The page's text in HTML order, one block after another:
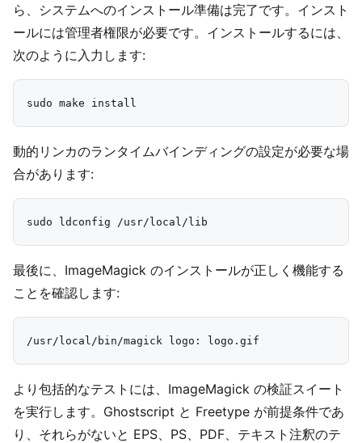
ら、システムへのインストール準備は完了です。インスト
ールには管理者権限が必要です。インストールするには、
次のように入力します:
動的リンカのランタイムバインディングの設定が必要な場
合があります:
最後に、ImageMagick のインストールが正しく機能する
ことを確認します:
より包括的なテストには、ImageMagick の検証スイート
を実行します。Ghostscript と Freetype が前提条件であ
り、それらがないと EPS、PS、PDF、テキスト注釈のテ